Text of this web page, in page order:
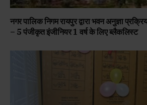
नगर पालिक निगम रायपुर द्वारा भवन अनुज्ञा
– 5 पंजीकृत इंजीनियर 1 वर्ष के लिए ब्लैकलिस्ट